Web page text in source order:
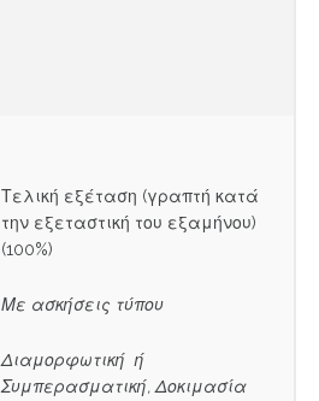
Τελική εξέταση (γραπτή κατά
την εξεταστική του εξαμήνου)
(100%)
Με ασκήσεις τύπου
Διαμορφωτική ή
Συμπερασματική, Δοκιμασία